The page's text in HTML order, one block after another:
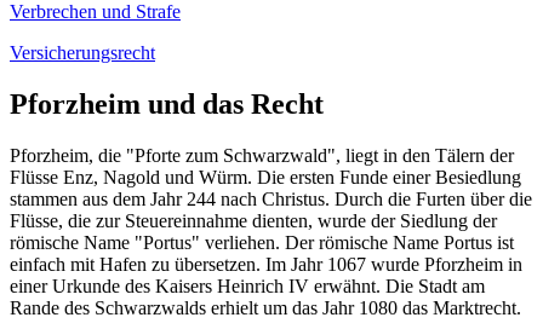
Verbrechen und Strafe
Versicherungsrecht
Pforzheim und das Recht
Pforzheim, die "Pforte zum Schwarzwald", liegt in den Tälern der
Flüsse Enz, Nagold und Würm. Die ersten Funde einer Besiedlung
stammen aus dem Jahr 244 nach Christus. Durch die Furten über die
Flüsse, die zur Steuereinnahme dienten, wurde der Siedlung der
römische Name "Portus" verliehen. Der römische Name Portus ist
einfach mit Hafen zu übersetzen. Im Jahr 1067 wurde Pforzheim in
einer Urkunde des Kaisers Heinrich IV erwähnt. Die Stadt am
Rande des Schwarzwalds erhielt um das Jahr 1080 das Marktrecht.